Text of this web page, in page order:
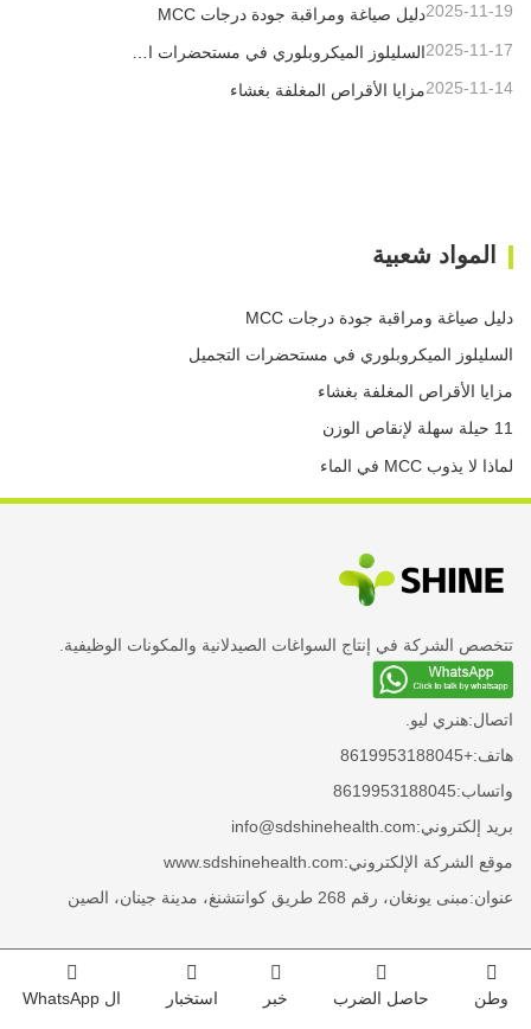
دليل صياغة ومراقبة جودة درجات MCC2025-11-19
2025-11-17
مزايا الأقراص المغلفة بغشاء2025-11-14
المواد شعبية
دليل صياغة ومراقبة جودة درجات MCC
السليلوز الميكروبلوري في مستحضرات التجميل
مزايا الأقراص المغلفة بغشاء
11 حيلة سهلة لإنقاص الوزن
لماذا لا يذوب MCC في الماء
تتخصص الشركة في إنتاج السواغات الصيدلانية والمكونات الوظيفية.
اتصال:هنري ليو.
هاتف:+8619953188045
واتساب:8619953188045
بريد إلكتروني:info@sdshinehealth.com
موقع الشركة الإلكتروني:www.sdshinehealth.com
عنوان:مبنى يونغان، رقم 268 طريق كوانتشنغ، مدينة جينان، الصين
وطن حاصل الضرب خبر استخبار ال WhatsApp